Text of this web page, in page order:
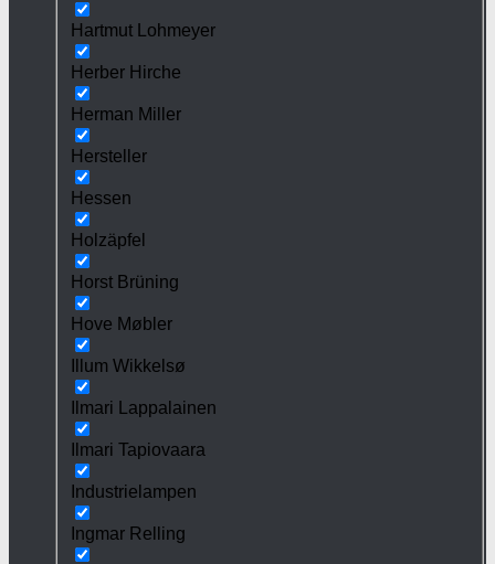
Hartmut Lohmeyer
Herber Hirche
Herman Miller
Hersteller
Hessen
Holzäpfel
Horst Brüning
Hove Møbler
Illum Wikkelsø
Ilmari Lappalainen
Ilmari Tapiovaara
Industrielampen
Ingmar Relling